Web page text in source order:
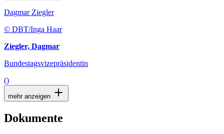
Dagmar Ziegler
© DBT/Inga Haar
Ziegler, Dagmar
Bundestagsvizepräsidentin
()
mehr anzeigen
Dokumente